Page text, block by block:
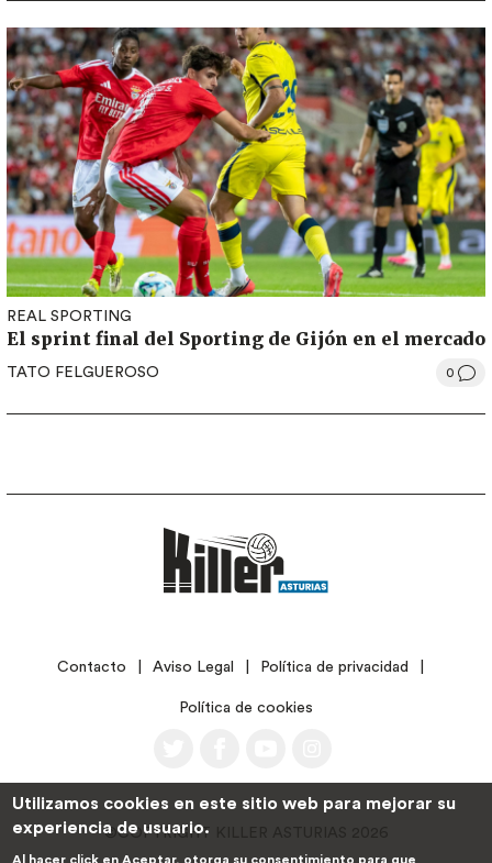
REAL SPORTING
El sprint final del Sporting de Gijón en el mercado
TATO FELGUEROSO 0
LEGALContacto Aviso Legal Política de privacidad
Política de cookies
©COPYRIGHT KILLER ASTURIAS 2026
Utilizamos cookies en este sitio web para mejorar su
experiencia de usuario.
Al hacer click en Aceptar, otorga su consentimiento para que